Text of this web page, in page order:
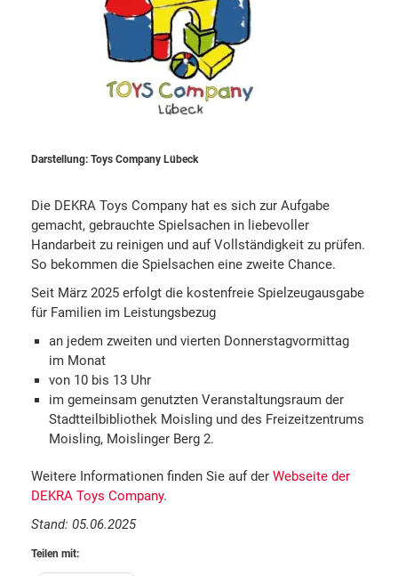
Darstellung: Toys Company Lübeck
Die DEKRA Toys Company hat es sich zur Aufgabe
gemacht, gebrauchte Spielsachen in liebevoller
Handarbeit zu reinigen und auf Vollständigkeit zu prüfen.
So bekommen die Spielsachen eine zweite Chance.
Seit März 2025 erfolgt die kostenfreie Spielzeugausgabe
für Familien im Leistungsbezug
an jedem zweiten und vierten Donnerstagvormittag
im Monat
von 10 bis 13 Uhr
im gemeinsam genutzten Veranstaltungsraum der
Stadtteilbibliothek Moisling und des Freizeitzentrums
Moisling, Moislinger Berg 2.
Weitere Informationen finden Sie auf der Webseite der
DEKRA Toys Company.
Stand: 05.06.2025
Teilen mit: